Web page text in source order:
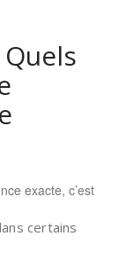
Quels
exacte, c’est
certains